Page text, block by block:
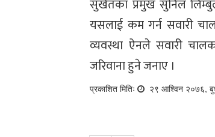
सुर्खेतका प्रमुख सुनिल
यसलाई कम गर्न सवारी
व्यवस्था ऐनले सवारी
जरिवाना हुने जनाए ।
प्रकाशित मितिः २९ आश्विन २०७६,